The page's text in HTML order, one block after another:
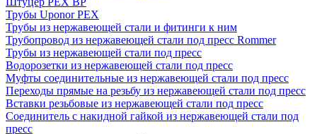
Трубы Uponor PEX
Трубы из нержавеющей стали и фитинги к ним
Трубопровод из нержавеющей стали под пресс Rommer
Трубы из нержавеющей стали под пресс
Водорозетки из нержавеющей стали под пресс
Муфты соединительные из нержавеющей стали под пресс
Переходы прямые на резьбу из нержавеющей стали под пресс
Вставки резьбовые из нержавеющей стали под пресс
Соединитель с накидной гайкой из нержавеющей стали под
пресс